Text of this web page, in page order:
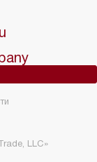
LLC»